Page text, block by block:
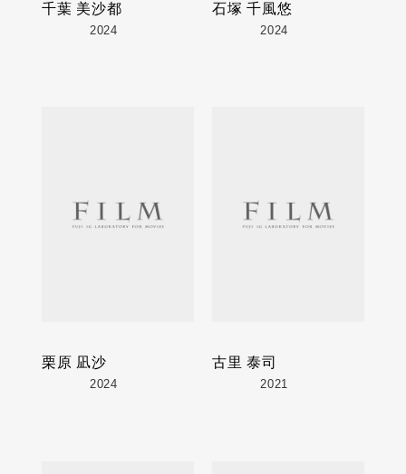
千葉 美沙都
2024
石塚 千風悠
2024
栗原 凪沙
2024
古里 泰司
2021